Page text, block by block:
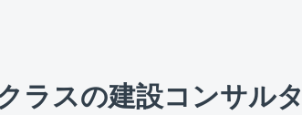
ラスの建設コンサル